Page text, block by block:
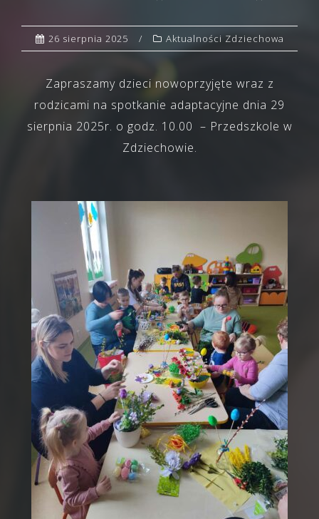
26 sierpnia 2025 Aktualności Zdziechowa
Zapraszamy dzieci nowoprzyjęte wraz z
rodzicami na spotkanie adaptacyjne dnia 29
sierpnia 2025r. o godz. 10.00 – Przedszkole w
Zdziechowie.